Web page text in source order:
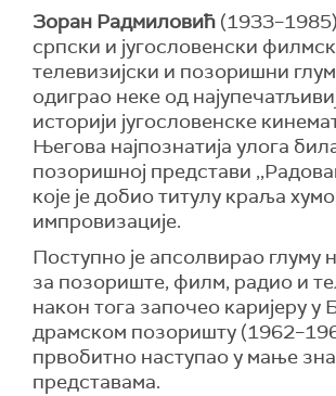
Зоран Радмиловић
српски и југословенски
телевизијски и позоришни
одиграо неке од
историји југословенске
Његова најпознатија улога
позоришној представи
које је добио титулу краља
импровизације.
Поступно је апсолвирао глуму
за позориште, филм, радио и
након тога започео каријеру у
драмском позоришту
првобитно наступао у мање
представама.